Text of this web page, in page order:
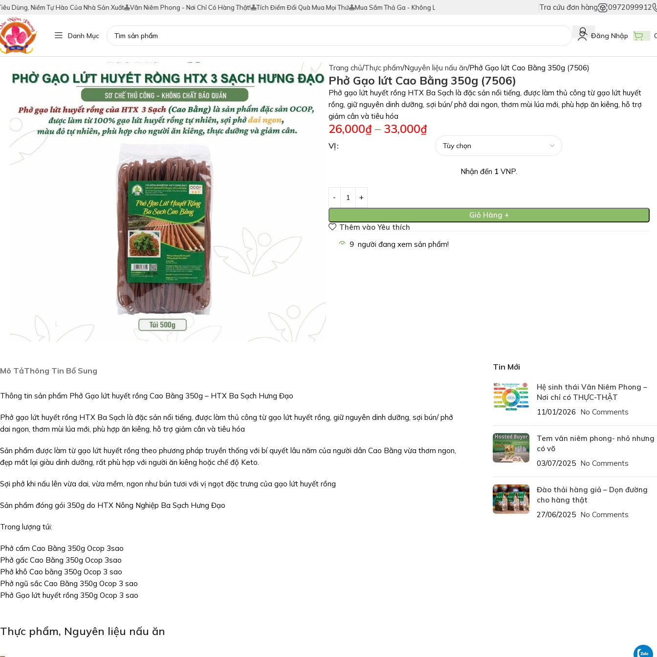
Niềm Tự Hào Của Nhà Sản Xuất Vân Niêm Phong - Nơi Chỉ Có Hàng Thật! Tích Điểm Đổi Quà Mua Mọi Thứ Mua Sắm Thả Ga - Không Lo Hàng Giả Duy Nhất Chỉ Có Tem Vân Niêm Phong - Bảo Vệ Tuyệt Đối Hàng
Tra cứu đơn hàng 0972099912
Danh Mục Đăng Nhập
Trang chủ Thực phẩm Nguyên liệu nấu ăn Phở Gạo lứt Cao Bằng 350g (7506)
Phở Gạo lứt Cao Bằng 350g (7506)
Phở gạo lứt huyết rồng HTX Ba Sạch là đặc sản nổi tiếng, được làm thủ công từ gạo lứt huyết
rồng, giữ nguyên dinh dưỡng, sợi bún/ phở dai ngon, thơm mùi lúa mới, phù hợp ăn kiêng, hỗ trợ
giảm cân và tiêu hóa
26,000₫– 33,000₫
VỊ
Nhận đến 1 VNP.
Giỏ Hàng +
Thêm vào Yêu thích
9 người đang xem sản phẩm!
Mô TảThông Tin Bổ Sung
Thông tin sản phẩm Phở Gạo lứt huyết rồng Cao Bằng 350g – HTX Ba Sạch Hưng Đạo
Phở gạo lứt huyết rồng HTX Ba Sạch là đặc sản nổi tiếng, được làm thủ công từ gạo lứt huyết rồng, giữ nguyên dinh dưỡng, sợi bún/ phở
dai ngon, thơm mùi lúa mới, phù hợp ăn kiêng, hỗ trợ giảm cân và tiêu hóa
Sản phẩm được làm từ gạo lứt huyết rồng theo phương pháp truyền thống với bí quyết lâu năm của người dân Cao Bằng vừa thơm ngon,
đẹp mắt lại giàu dinh dưỡng, rất phù hợp với người ăn kiêng hoặc chế độ Keto.
Sợi phở khi nấu lên vừa dai, vừa mềm, ngon như bún tươi với vị ngọt đặc trưng của gạo lứt huyết rồng
Sản phẩm đóng gói 350g do HTX Nông Nghiệp Ba Sạch Hưng Đạo
Trong lượng túi:
Phở cẩm Cao Bằng 350g Ocop 3sao
Phở gấc Cao Bằng 350g Ocop 3sao
Phở khô Cao bằng 350g Ocop 3 sao
Phở ngũ sắc Cao Bằng 350g Ocop 3 sao
Phở Gạo lứt huyết rồng 350g Ocop 3 sao
Tin Mới
Hệ sinh thái Vân Niêm Phong –
Nơi chỉ có THỰC-THẬT
11/01/2026 No Comments
Tem vân niêm phong- nhỏ nhưng
có võ
03/07/2025 No Comments
Đào thải hàng giả – Dọn đường
cho hàng thật
27/06/2025 No Comments
Thực phẩm, Nguyên liệu nấu ăn